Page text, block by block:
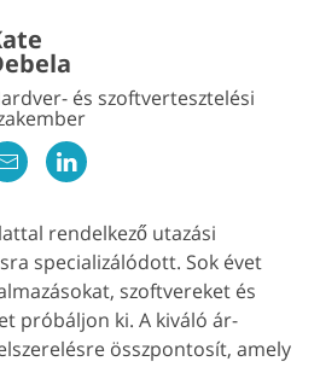
és szoftvertesztelési
rendelkező utazási
specializálódott. Sok évet
szoftvereket és
próbáljon ki. A kiváló ár-
összpontosít, amely